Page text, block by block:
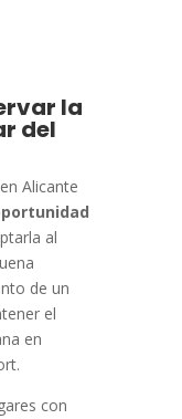
la
del
Alicante
al
de un
el
en
con